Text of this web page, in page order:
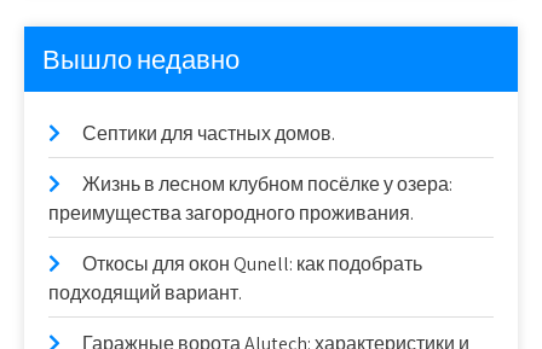
Вышло недавно
Септики для частных домов.
Жизнь в лесном клубном посёлке у озера:
преимущества загородного проживания.
Откосы для окон Qunell: как подобрать
подходящий вариант.
Гаражные ворота Alutech: характеристики и